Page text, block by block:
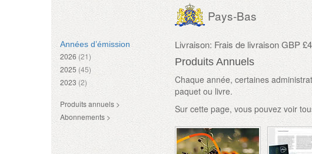
Années d’émission
2026 (21)
2025 (45)
2023 (2)
Produits annuels >
Abonnements >
Pays-Bas
Livraison: Frais de livraison GBP
Produits Annuels
Chaque année, certaines
paquet ou livre.
Sur cette page, vous pouvez voir